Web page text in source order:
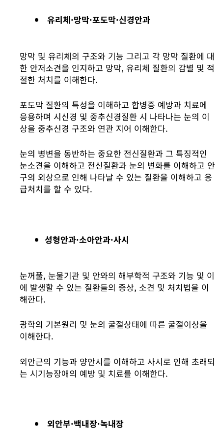
유리체·망막·포도막·신경안과
망막 및 유리체의 구조와 기능 그리고 각 망막 질환에 대
한 안저소견을 인지하고 망막, 유리체 질환의 감별 및 적
절한 처치를 이해한다.
포도막 질환의 특성을 이해하고 합병증 예방과 치료에
응용하며 시신경 및 중추신경질환 시 나타나는 눈의 이
상을 중추신경 구조와 연관 지어 이해한다.
눈의 병변을 동반하는 중요한 전신질환과 그 특징적인
눈소견을 이해하고 전신질환과 눈의 변화를 이해하고 안
구의 외상으로 인해 나타날 수 있는 질환을 이해하고 응
급처치를 할 수 있다.
성형안과·소아안과·사시
눈꺼풀, 눈물기관 및 안와의 해부학적 구조와 기능 및 이
에 발생할 수 있는 질환들의 증상, 소견 및 처치법을 이
해한다.
광학의 기본원리 및 눈의 굴절상태에 따른 굴절이상을
이해한다.
외안근의 기능과 양안시를 이해하고 사시로 인해 초래되
는 시기능장애의 예방 및 치료를 이해한다.
외안부·백내장·녹내장